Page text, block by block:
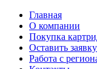
Главная
О компании
Покупка
Оставить заявку
Работа с